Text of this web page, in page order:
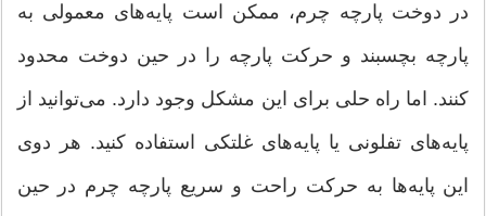
در دوخت پارچه چرم، ممکن است پایه‌های معمولی به
پارچه بچسبند و حرکت پارچه را در حین دوخت محدود
کنند. اما راه حلی برای این مشکل وجود دارد. می‌توانید از
پایه‌های تفلونی یا پایه‌های غلتکی استفاده کنید. هر دوی
این پایه‌ها به حرکت راحت و سریع پارچه چرم در حین